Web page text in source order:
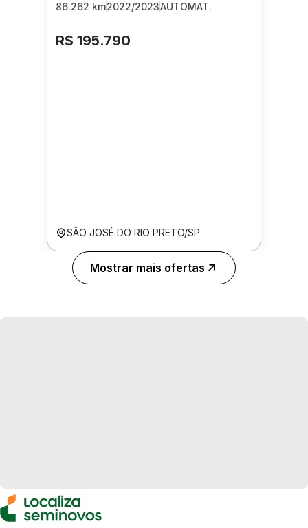
86.262 km2022/2023AUTOMAT.
R$ 195.790
SÃO JOSÉ DO RIO PRETO/SP
Mostrar mais ofertas